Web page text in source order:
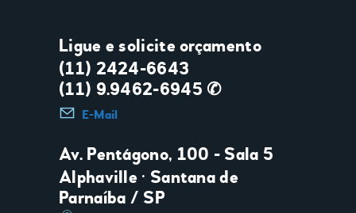
Ligue e solicite orçamento
(11) 2424-6643
(11) 9.9462-6945 ✆
E-Mail
Av. Pentágono, 100 - Sala 5
Alphaville • Santana de
Parnaíba / SP